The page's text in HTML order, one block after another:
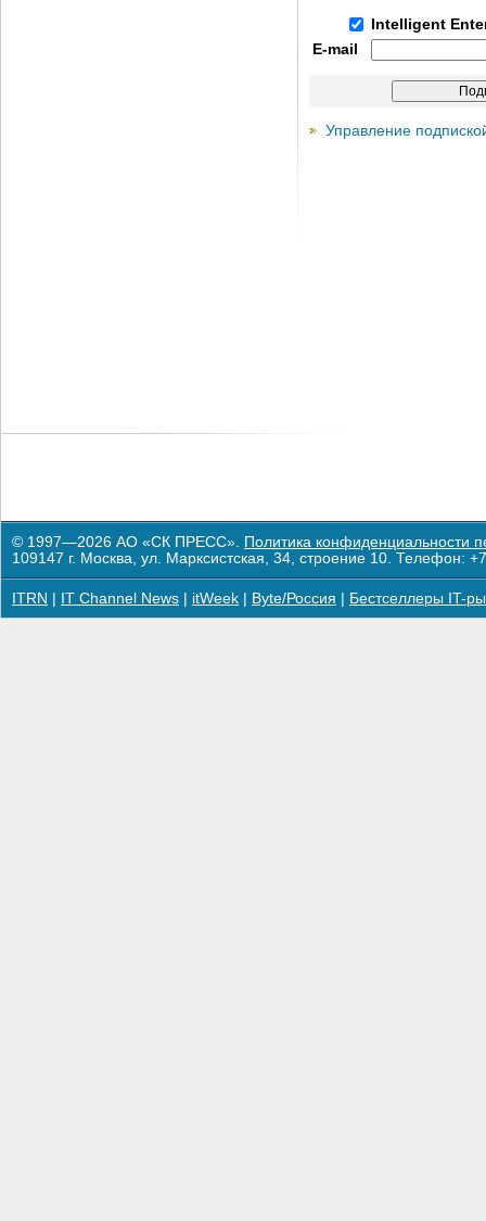
Intelligent
E-mail
Управление
© 1997—2026 АО «СК ПРЕСС». Политика конфиденциальности
109147 г. Москва, ул. Марксистская, 34, строение 10. Телефон:
ITRN IT Channel News itWeek Byte/Россия Бестселлеры IT-